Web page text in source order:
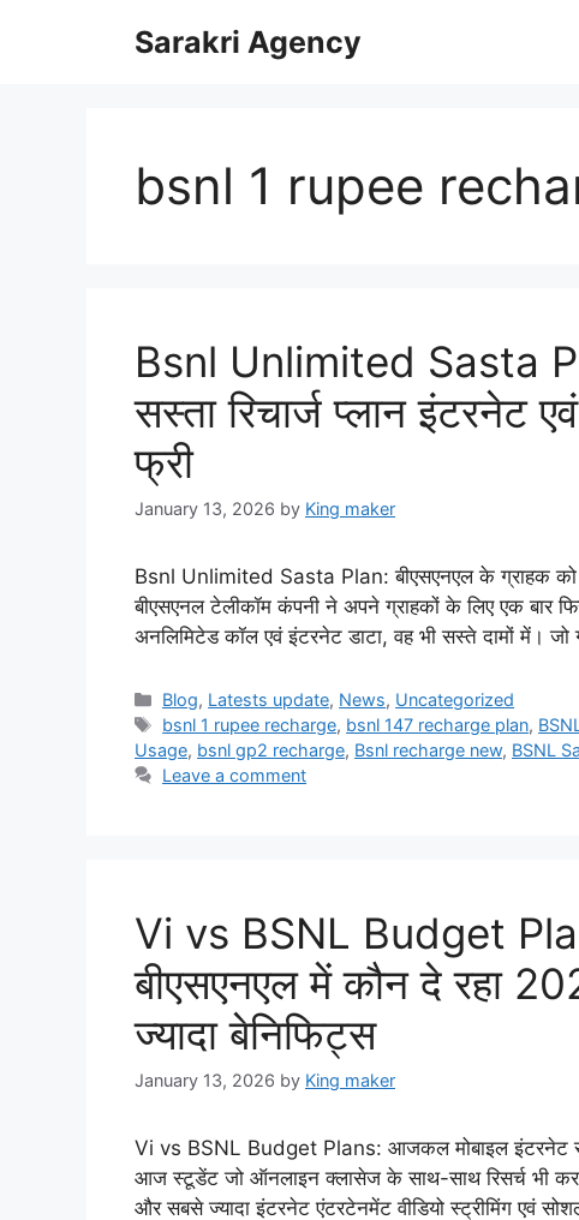
Sarakri Agency
bsnl 1 rupee
Bsnl Unlimited Sasta
सस्ता रिचार्ज प्लान इंटरनेट
फ्री
January 13, 2026 by King maker
Bsnl Unlimited Sasta Plan: बीएसएनएल के ग्राहक को
बीएसएनल टेलीकॉम कंपनी ने अपने ग्राहकों के लिए एक बार
अनलिमिटेड कॉल एवं इंटरनेट डाटा, वह भी सस्ते दामों में।
Categories
Blog, Latests update, News, Uncategorized
Tags
bsnl 1 rupee recharge, bsnl 147 recharge plan,
Usage, bsnl gp2 recharge, Bsnl recharge new, BSNL
Leave a comment
Vi vs BSNL Budget
बीएसएनएल में कौन दे रहा
ज्यादा बेनिफिट्स
January 13, 2026 by King maker
Vi vs BSNL Budget Plans: आजकल मोबाइल इंटरनेट
आज स्टूडेंट जो ऑनलाइन क्लासेज के साथ-साथ रिसर्च भी
और सबसे ज्यादा इंटरनेट एंटरटेनमेंट वीडियो स्ट्रीमिंग एवं